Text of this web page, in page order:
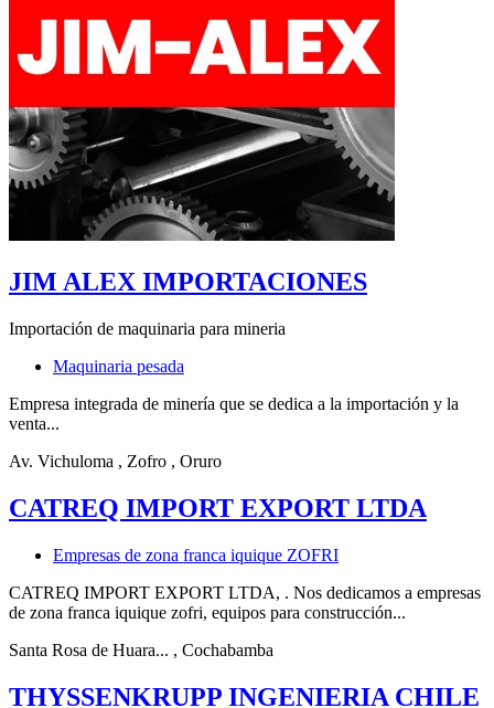
JIM ALEX IMPORTACIONES
Importación de maquinaria para mineria
Maquinaria pesada
Empresa integrada de minería que se dedica a la importación y la
venta...
Av. Vichuloma , Zofro , Oruro
CATREQ IMPORT EXPORT LTDA
Empresas de zona franca iquique ZOFRI
CATREQ IMPORT EXPORT LTDA, . Nos dedicamos a empresas
de zona franca iquique zofri, equipos para construcción...
Santa Rosa de Huara... , Cochabamba
THYSSENKRUPP INGENIERIA CHILE